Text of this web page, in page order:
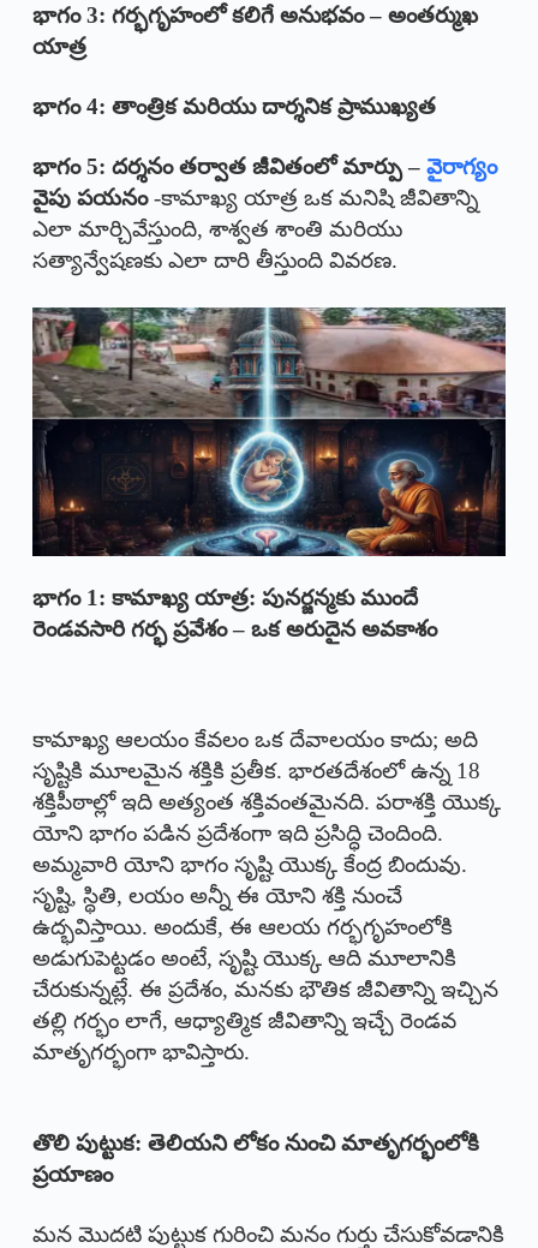
భాగం 3: గర్భగృహంలో కలిగే అనుభవం – అంతర్ముఖ
యాత్ర
భాగం 4: తాంత్రిక మరియు దార్శనిక ప్రాముఖ్యత
భాగం 5: దర్శనం తర్వాత జీవితంలో మార్పు – వైరాగ్యం
వైపు పయనం-కామాఖ్య యాత్ర ఒక మనిషి జీవితాన్ని
ఎలా మార్చివేస్తుంది, శాశ్వత శాంతి మరియు
సత్యాన్వేషణకు ఎలా దారి తీస్తుంది వివరణ.
భాగం 1: కామాఖ్య యాత్ర: పునర్జన్మకు ముందే
రెండవసారి గర్భ ప్రవేశం – ఒక అరుదైన అవకాశం
కామాఖ్య ఆలయం కేవలం ఒక దేవాలయం కాదు; అది
సృష్టికి మూలమైన శక్తికి ప్రతీక. భారతదేశంలో ఉన్న 18
శక్తిపీఠాల్లో ఇది అత్యంత శక్తివంతమైనది. పరాశక్తి యొక్క
యోని భాగం పడిన ప్రదేశంగా ఇది ప్రసిద్ధి చెందింది.
అమ్మవారి యోని భాగం సృష్టి యొక్క కేంద్ర బిందువు.
సృష్టి, స్థితి, లయం అన్నీ ఈ యోని శక్తి నుంచే
ఉద్భవిస్తాయి. అందుకే, ఈ ఆలయ గర్భగృహంలోకి
అడుగుపెట్టడం అంటే, సృష్టి యొక్క ఆది మూలానికి
చేరుకున్నట్లే. ఈ ప్రదేశం, మనకు భౌతిక జీవితాన్ని ఇచ్చిన
తల్లి గర్భం లాగే, ఆధ్యాత్మిక జీవితాన్ని ఇచ్చే రెండవ
మాతృగర్భంగా భావిస్తారు.
తొలి పుట్టుక: తెలియని లోకం నుంచి మాతృగర్భంలోకి
ప్రయాణం
మన మొదటి పుట్టుక గురించి మనం గుర్తు చేసుకోవడానికి